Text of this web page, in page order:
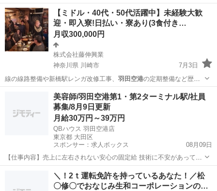
長距離客が…
東京 大田区 サービス業 未経験
【ミドル・40代・50代活躍中】未経験大歓
迎・即入寮!日払い・寮あり(3食付き…
月収300,000円
株式会社藤伸興業
神奈川県 川崎市
7月3日
線の線路整備や新橋駅レンガ改修工事、 羽田空港の定期整備など歴史
に残る大規模建築物…
川崎市 その他
美容師/羽田空港第1・第2ターミナル駅/社員
募集/8月9日更新
月給30万円～39万円
QBハウス 羽田空港店
東京都 大田区
スポンサー：求人ボックス
08月09日
【仕事内容】売上に左右されない安心の固定給 技術に不安があっても
充実した育成環境あり! <募集職種> 美容師 <仕事内容> お客様へのヘ
アカット、及び接客サービス 研修施設や研修店舗での技術・サービス
トレーニング 今までの美容師...
＼！2ｔ運転免許を持っているあなた！／松
〇修〇でおなじみ生和コーポレーションの…